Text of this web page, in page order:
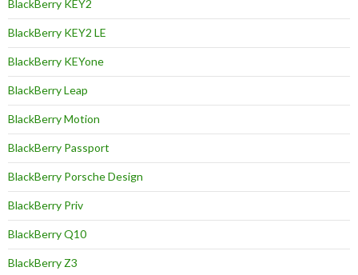
BlackBerry KEY2
BlackBerry KEY2 LE
BlackBerry KEYone
BlackBerry Leap
BlackBerry Motion
BlackBerry Passport
BlackBerry Porsche Design
BlackBerry Priv
BlackBerry Q10
BlackBerry Z3